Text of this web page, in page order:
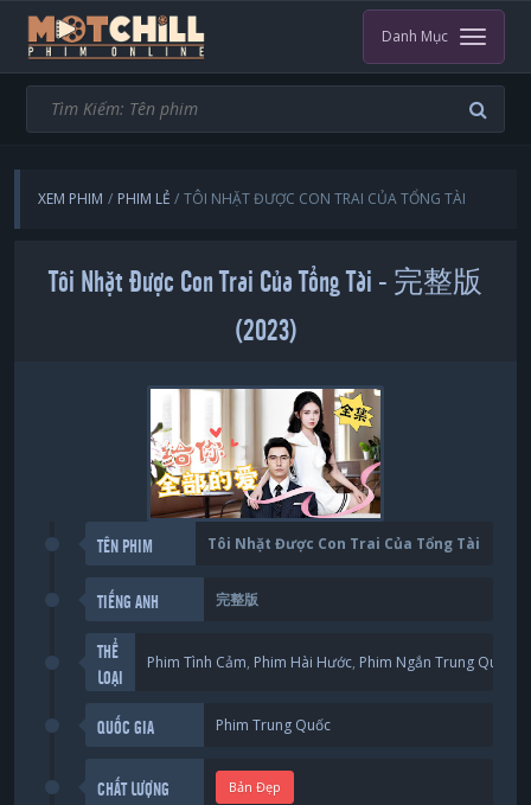
Danh Mục
XEM PHIM PHIM LẺ TÔI NHẶT ĐƯỢC CON TRAI CỦA TỔNG TÀI
Tôi Nhặt Được Con Trai Của Tổng Tài - 完整版
(2023)
TÊN PHIM Tôi Nhặt Được Con Trai Của Tổng Tài
TIẾNG ANH 完整版
THỂ
LOẠI
Phim Tình Cảm, Phim Hài Hước, Phim Ngắn Trung Quốc
QUỐC GIA Phim Trung Quốc
CHẤT LƯỢNG Bản Đẹp